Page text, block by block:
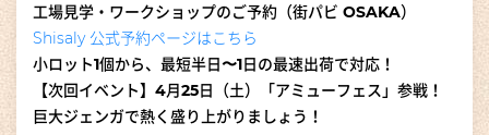
工場見学・ワークショップのご予約（街パビ OSAKA）
Shisaly 公式予約ページはこちら
小ロット1個から、最短半日〜1日の最速出荷で対応！
【次回イベント】4月25日（土）「アミューフェス」参戦！
巨大ジェンガで熱く盛り上がりましょう！